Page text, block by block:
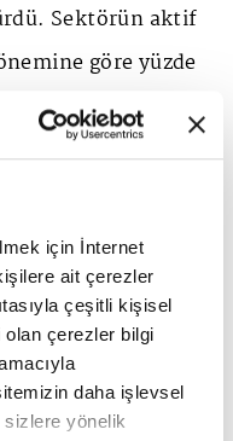
için İnternet
ait çerezler
çeşitli kişisel
çerezler bilgi
daha işlevsel
sizlere yönelik
Sektörün aktif
göre yüzde
artarken,
Torun, yılın
Müdürü Fatih Torun
geleceğe
ve riskleri hem